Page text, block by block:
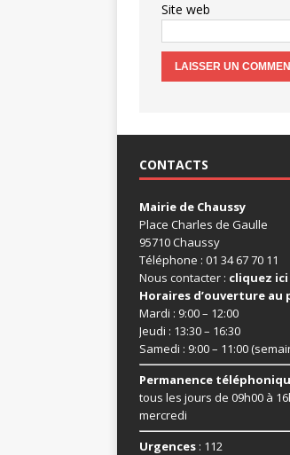
Site web
CONTACTS
Mairie de Chaussy
Place Charles de Gaulle
95710 Chaussy
Téléphone : 01 34 67 70 11
Nous contacter : cliquez ici
Horaires d’ouverture au
Mardi : 9:00 – 12:00
Jeudi : 13:30 – 16:30
Samedi : 9:00 – 11:00
Permanence
tous les jours de 09h00 à
mercredi
Urgences : 112